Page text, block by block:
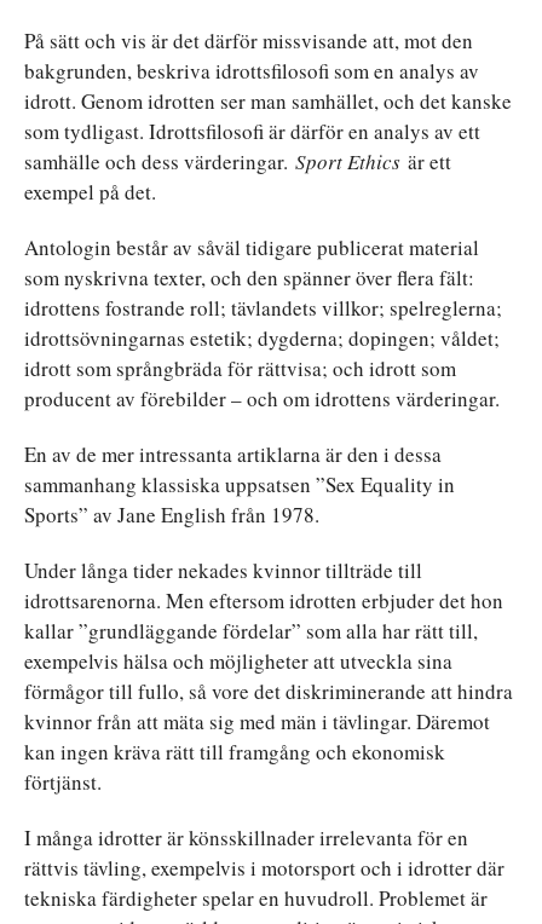
På sätt och vis är det därför missvisande att, mot den
bakgrunden, beskriva idrottsfilosofi som en analys av
idrott. Genom idrotten ser man samhället, och det kanske
som tydligast. Idrottsfilosofi är därför en analys av ett
samhälle och dess värderingar. Sport Ethics är ett
exempel på det.
Antologin består av såväl tidigare publicerat material
som nyskrivna texter, och den spänner över flera fält:
idrottens fostrande roll; tävlandets villkor; spelreglerna;
idrottsövningarnas estetik; dygderna; dopingen; våldet;
idrott som språngbräda för rättvisa; och idrott som
producent av förebilder – och om idrottens värderingar.
En av de mer intressanta artiklarna är den i dessa
sammanhang klassiska uppsatsen ”Sex Equality in
Sports” av Jane English från 1978.
Under långa tider nekades kvinnor tillträde till
idrottsarenorna. Men eftersom idrotten erbjuder det hon
kallar ”grundläggande fördelar” som alla har rätt till,
exempelvis hälsa och möjligheter att utveckla sina
förmågor till fullo, så vore det diskriminerande att hindra
kvinnor från att mäta sig med män i tävlingar. Däremot
kan ingen kräva rätt till framgång och ekonomisk
förtjänst.
I många idrotter är könsskillnader irrelevanta för en
rättvis tävling, exempelvis i motorsport och i idrotter där
tekniska färdigheter spelar en huvudroll. Problemet är